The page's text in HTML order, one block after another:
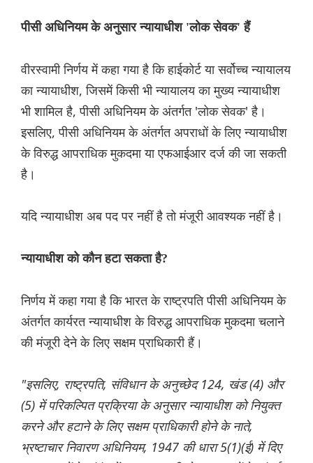
पीसी अधिनियम के अनुसार न्यायाधीश 'लोक सेवक' हैं
वीरस्वामी निर्णय में कहा गया है कि हाईकोर्ट या सर्वोच्च न्यायालय
का न्यायाधीश, जिसमें किसी भी न्यायालय का मुख्य न्यायाधीश
भी शामिल है, पीसी अधिनियम के अंतर्गत 'लोक सेवक' है।
इसलिए, पीसी अधिनियम के अंतर्गत अपराधों के लिए न्यायाधीश
के विरुद्ध आपराधिक मुकदमा या एफआईआर दर्ज की जा सकती
है।
यदि न्यायाधीश अब पद पर नहीं है तो मंजूरी आवश्यक नहीं है।
न्यायाधीश को कौन हटा सकता है?
निर्णय में कहा गया है कि भारत के राष्ट्रपति पीसी अधिनियम के
अंतर्गत कार्यरत न्यायाधीश के विरुद्ध आपराधिक मुकदमा चलाने
की मंजूरी देने के लिए सक्षम प्राधिकारी हैं।
"इसलिए, राष्ट्रपति, संविधान के अनुच्छेद 124, खंड (4) और
(5) में परिकल्पित प्रक्रिया के अनुसार न्यायाधीश को नियुक्त
करने और हटाने के लिए सक्षम प्राधिकारी होने के नाते,
भ्रष्टाचार निवारण अधिनियम, 1947 की धारा 5(1)(ई) में दिए